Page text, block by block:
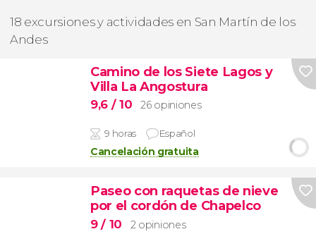
18 excursiones y actividades en San Martín de los
Andes
Camino de los Siete Lagos y
Villa La Angostura
9,6 / 10 26 opiniones
9 horas Español
Cancelación gratuita
Paseo con raquetas de nieve
por el cordón de Chapelco
9/ 10 2 opiniones